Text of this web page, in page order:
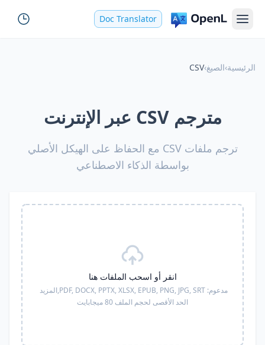
Doc Translator
الرئيسية›الصيغ›
CSV
مترجم CSV عبر الإنترنت
ترجم ملفات CSV مع الحفاظ على الهيكل الأصلي
بواسطة الذكاء الاصطناعي
انقر أو اسحب الملفات هنا
مدعوم: PDF, DOCX, PPTX, XLSX, EPUB, PNG, JPG, SRT, المزيد
الحد الأقصى لحجم الملف 80 ميجابايت